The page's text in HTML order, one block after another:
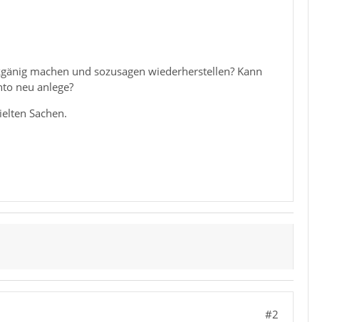
machen und sozusagen wiederherstellen? Kann
neu anlege?
Sachen.
#2